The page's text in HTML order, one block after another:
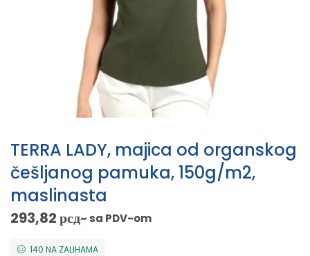
TERRA LADY, majica od organskog
češljanog pamuka, 150g/m2,
maslinasta
293,82рсд~ sa PDV-om
140 NA ZALIHAMA